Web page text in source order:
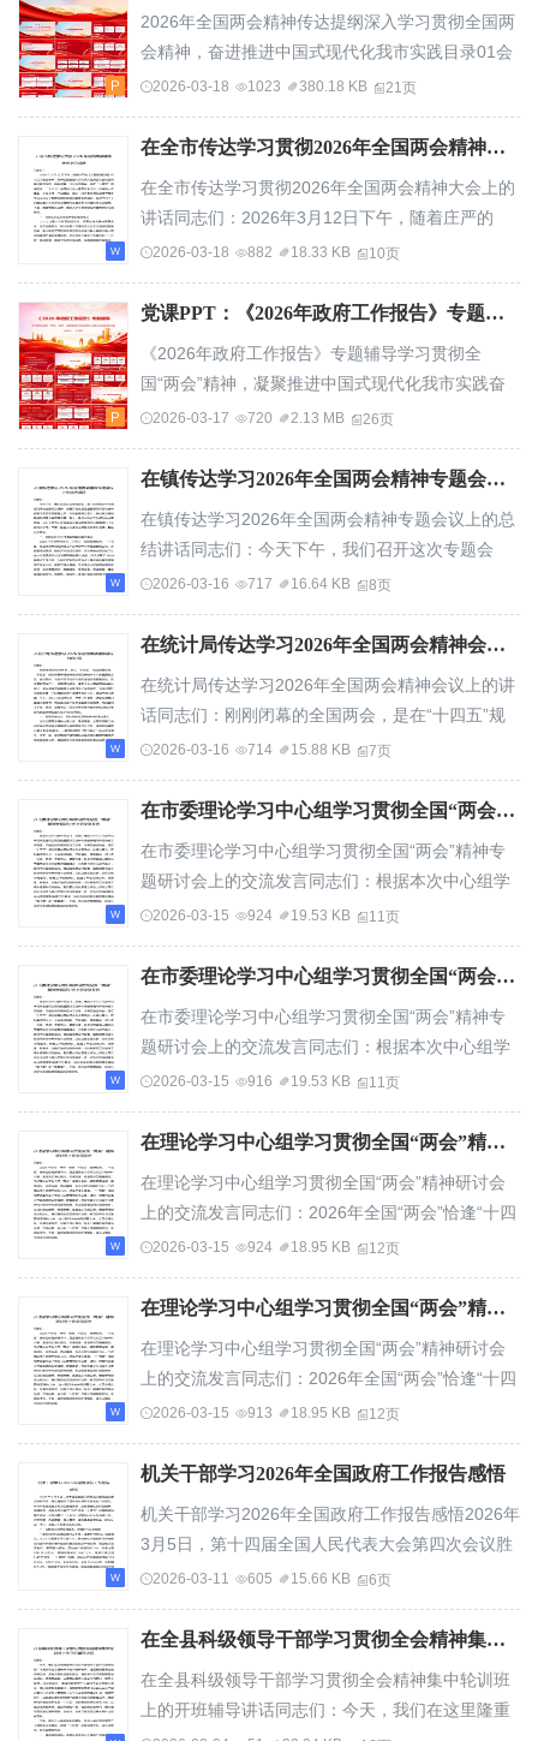
2026年全国两会精神传达提纲深入学习贯彻全国两
会精神，奋进推进中国式现代化我市实践目录01会
议基本情况和主要成果02政府工作报告的核心要...
2026-03-18 1023 380.18 KB 21页
在全市传达学习贯彻2026年全国两会精神大会上的讲话
在全市传达学习贯彻2026年全国两会精神大会上的
讲话同志们：2026年3月12日下午，随着庄严的
《义勇军进行曲》在人民大会堂奏响，第十四届
2026-03-18 882 18.33 KB 10页
党课PPT：《2026年政府工作报告》专题辅导.pptx
《2026年政府工作报告》专题辅导学习贯彻全
国“两会”精神，凝聚推进中国式现代化我市实践奋
进力量主讲人：A书记目录012025年工作回顾02“...
2026-03-17 720 2.13 MB 26页
在镇传达学习2026年全国两会精神专题会议上的总结讲话
在镇传达学习2026年全国两会精神专题会议上的总
结讲话同志们：今天下午，我们召开这次专题会
议，第一时间传达学习刚刚闭幕的全国两会精
2026-03-16 717 16.64 KB 8页
在统计局传达学习2026年全国两会精神会议上的讲话
在统计局传达学习2026年全国两会精神会议上的讲
话同志们：刚刚闭幕的全国两会，是在“十四五”规
划圆满收官、“十五五”规划谋篇布局的关键...
2026-03-16 714 15.88 KB 7页
在市委理论学习中心组学习贯彻全国“两会”精神专题研讨会上的交流发言
在市委理论学习中心组学习贯彻全国“两会”精神专
题研讨会上的交流发言同志们：根据本次中心组学
习安排，近期，我深入学习了习近平总书记在...
2026-03-15 924 19.53 KB 11页
在市委理论学习中心组学习贯彻全国“两会”精神专题研讨会上的交流发言
在市委理论学习中心组学习贯彻全国“两会”精神专
题研讨会上的交流发言同志们：根据本次中心组学
习安排，近期，我深入学习了习近平总书记在...
2026-03-15 916 19.53 KB 11页
在理论学习中心组学习贯彻全国“两会”精神研讨会上的交流发言
在理论学习中心组学习贯彻全国“两会”精神研讨会
上的交流发言同志们：2026年全国“两会”恰逢“十四
五”圆满收官、“十五五”扬帆起航的关...
2026-03-15 924 18.95 KB 12页
在理论学习中心组学习贯彻全国“两会”精神研讨会上的交流发言
在理论学习中心组学习贯彻全国“两会”精神研讨会
上的交流发言同志们：2026年全国“两会”恰逢“十四
五”圆满收官、“十五五”扬帆起航的关...
2026-03-15 913 18.95 KB 12页
机关干部学习2026年全国政府工作报告感悟
机关干部学习2026年全国政府工作报告感悟2026年
3月5日，第十四届全国人民代表大会第四次会议胜
利召开，我认真聆听了国务院总理所作的政府工...
2026-03-11 605 15.66 KB 6页
在全县科级领导干部学习贯彻全会精神集中轮训班上的开班辅导讲话
在全县科级领导干部学习贯彻全会精神集中轮训班
上的开班辅导讲话同志们：今天，我们在这里隆重